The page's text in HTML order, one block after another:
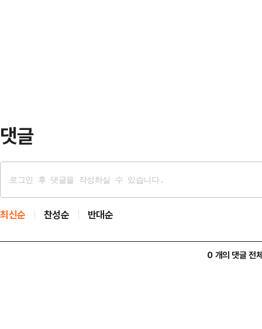
댓글
최신순 찬성순 반대순
0 개의 댓글 전